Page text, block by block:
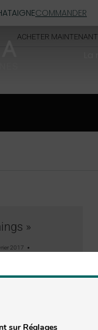
COMMANDER
ACHETER MAINTENANT
»
2017
de l’homme et
produits
reconnus
sur Réglages